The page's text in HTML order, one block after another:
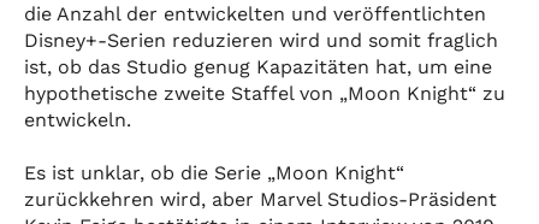
die Anzahl der entwickelten und veröffentlichten
Disney+-Serien reduzieren wird und somit fraglich
ist, ob das Studio genug Kapazitäten hat, um eine
hypothetische zweite Staffel von „Moon Knight“ zu
entwickeln.
Es ist unklar, ob die Serie „Moon Knight“
zurückkehren wird, aber Marvel Studios-Präsident